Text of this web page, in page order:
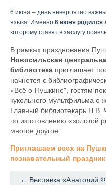
6 июня – день невероятно
языка. Именно 6 июня родился
которому ставят в заслугу
В рамках празднования
Новосильская
библиотека приглашает
начнется с
«Всё о Пушкине", гостям
кукольного мультфильма о
Главный библиотекарь Н.В.
по изготовлению «золотой
многое другое.
Приглашаем всех на
познавательный